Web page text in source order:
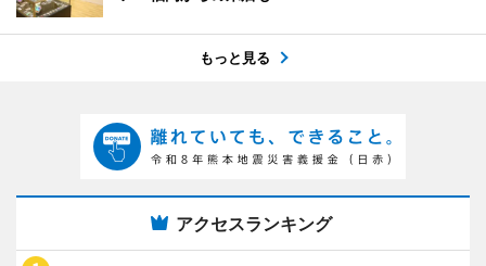
もっと見る
アクセスランキング